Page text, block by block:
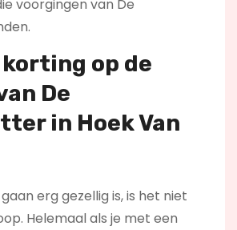
voorgingen van De
op de
De
in Hoek Van
erg gezellig is, is het niet
Helemaal als je met een